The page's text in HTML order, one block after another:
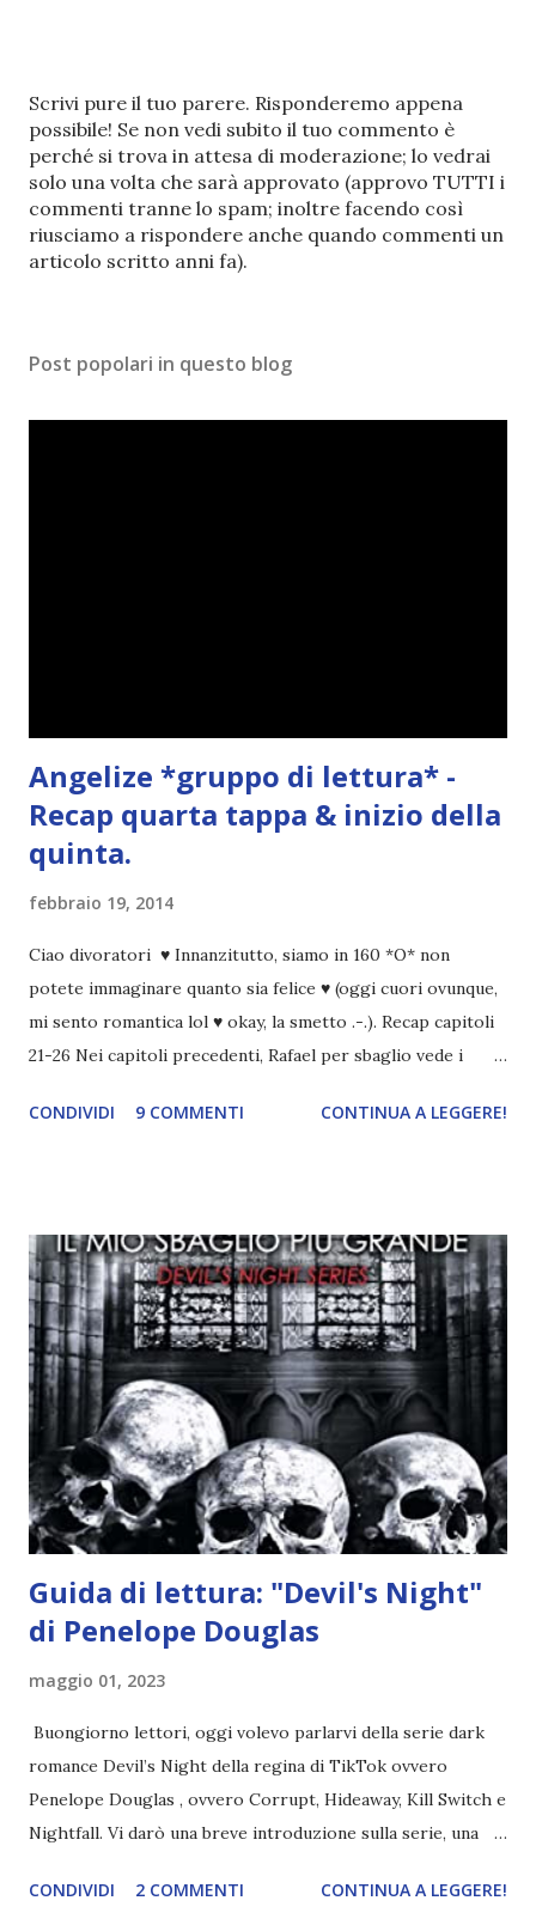
P
o
s
t
a
u
n
m
n
Scrivi pure il tuo parere. Risponderemo appena
possibile! Se non vedi subito il tuo commento è
perché si trova in attesa di moderazione; lo vedrai
solo una volta che sarà approvato (approvo TUTTI i
commenti tranne lo spam; inoltre facendo così
riusciamo a rispondere anche quando commenti un
articolo scritto anni fa).
Post popolari in questo blog
Angelize *gruppo di lettura* -
Recap quarta tappa & inizio della
quinta.
febbraio 19, 2014
Ciao divoratori ♥ Innanzitutto, siamo in 160 *O* non
potete immaginare quanto sia felice ♥ (oggi cuori ovunque,
mi sento romantica lol ♥ okay, la smetto .-.). Recap capitoli
21-26 Nei capitoli precedenti, Rafael per sbaglio vede i
incontrano e Hesediel mostra loro come combattere i puri.
angelo puro, Elemiah. Ma, a differenza di cosa pensano,
l'angelo non ha intenzione di fare una strage, piuttosto è lì
per avvertili che Mikael non è più "l'angelo puro" che
credono e che potrebbe aver ucciso altri mezzi angeli, tipo
Rafael. A quelle parole, Haniel seguito da altri ibridi, si reca
nell'appartamento, senza risultati. Infine cercano nella
chiesetta. Lì trovano Rafael alle prese con gli angeli puri,
ma questa volta ...
CONDIVIDI 9 COMMENTI CONTINUA A LEGGERE!
Guida di lettura: "Devil's Night"
di Penelope Douglas
maggio 01, 2023
Buongiorno lettori, oggi volevo parlarvi della serie dark
romance Devil’s Night della regina di TikTok ovvero
Penelope Douglas , ovvero Corrupt, Hideaway, Kill Switch e
Nightfall. Vi darò una breve introduzione sulla serie, una
e anche un breve commento sui libri singoli. I libri sono in
CONDIVIDI 2 COMMENTI CONTINUA A LEGGERE!